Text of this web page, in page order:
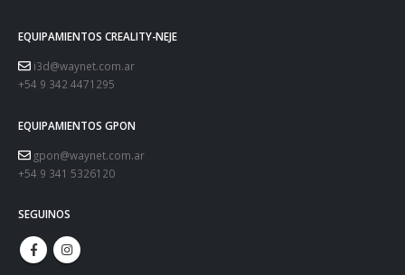
EQUIPAMIENTOS CREALITY-NEJE
i3d@waynet.com.ar
+54 9 342 4471295
EQUIPAMIENTOS GPON
gpon@waynet.com.ar
+54 9 341 5326120
SEGUINOS